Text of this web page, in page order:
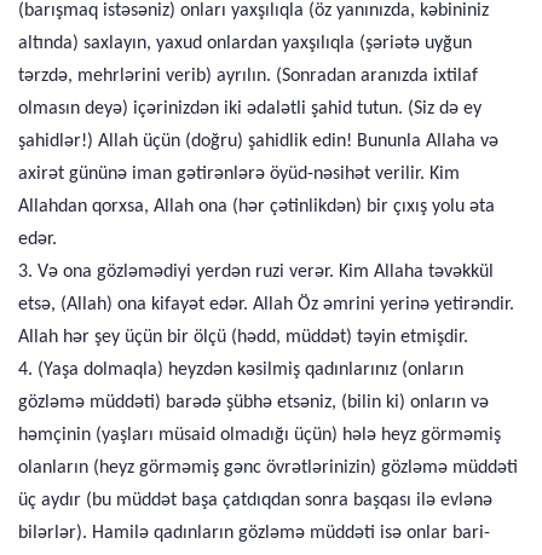
(barışmaq istəsəniz) onları yaxşılıqla (öz yanınızda, kəbininiz
altında) saxlayın, yaxud onlardan yaxşılıqla (şəriətə uyğun
tərzdə, mehrlərini verib) ayrılın. (Sonradan aranızda ixtilaf
olmasın deyə) içərinizdən iki ədalətli şahid tutun. (Siz də ey
şahidlər!) Allah üçün (doğru) şahidlik edin! Bununla Allaha və
axirət gününə iman gətirənlərə öyüd-nəsihət verilir. Kim
Allahdan qorxsa, Allah ona (hər çətinlikdən) bir çıxış yolu əta
edər.
3. Və ona gözləmədiyi yerdən ruzi verər. Kim Allaha təvəkkül
etsə, (Allah) ona kifayət edər. Allah Öz əmrini yerinə yetirəndir.
Allah hər şey üçün bir ölçü (hədd, müddət) təyin etmişdir.
4. (Yaşa dolmaqla) heyzdən kəsilmiş qadınlarınız (onların
gözləmə müddəti) barədə şübhə etsəniz, (bilin ki) onların və
həmçinin (yaşları müsaid olmadığı üçün) hələ heyz görməmiş
olanların (heyz görməmiş gənc övrətlərinizin) gözləmə müddəti
üç aydır (bu müddət başa çatdıqdan sonra başqası ilə evlənə
bilərlər). Hamilə qadınların gözləmə müddəti isə onlar bari-